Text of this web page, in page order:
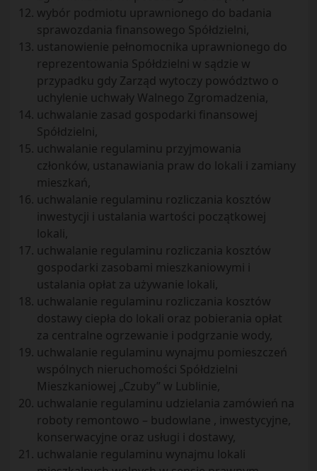
wybór podmiotu uprawnionego do badania
sprawozdania finansowego Spółdzielni,
ustanowienie pełnomocnika uprawnionego do
reprezentowania Spółdzielni w sądzie w
przypadku gdy Zarząd wytoczy powództwo o
uchylenie uchwały Walnego Zgromadzenia,
uchwalanie zasad gospodarki finansowej
Spółdzielni,
uchwalanie regulaminu przyjmowania
członków, ustanawiania praw do lokali i zamiany
mieszkań,
uchwalanie regulaminu rozliczania kosztów
inwestycji i ustalania wartości początkowej
lokali,
uchwalanie regulaminu rozliczania kosztów
gospodarki zasobami mieszkaniowymi i
ustalania opłat za używanie lokali,
uchwalanie regulaminu rozliczania kosztów
dostawy ciepła do lokali oraz pobierania opłat
za centralne ogrzewanie i podgrzanie wody,
uchwalanie regulaminu wynajmu pomieszczeń
wspólnych nieruchomości Spółdzielni
Mieszkaniowej „Czuby” w Lublinie,
uchwalanie regulaminu udzielania zamówień na
roboty remontowo – budowlane , inwestycyjne,
konserwacyjne oraz usługi i dostawy,
uchwalanie regulaminu wynajmu lokali